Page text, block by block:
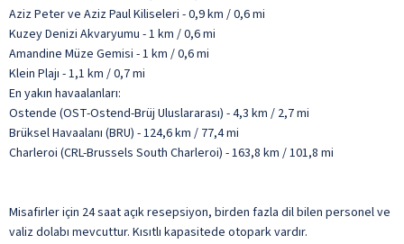
Aziz Peter ve Aziz Paul Kiliseleri - 0,9 km / 0,6 mi
Kuzey Denizi Akvaryumu - 1 km / 0,6 mi
Amandine Müze Gemisi - 1 km / 0,6 mi
Klein Plajı - 1,1 km / 0,7 mi
En yakın havaalanları:
Ostende (OST-Ostend-Brüj Uluslararası) - 4,3 km / 2,7 mi
Brüksel Havaalanı (BRU) - 124,6 km / 77,4 mi
Charleroi (CRL-Brussels South Charleroi) - 163,8 km / 101,8 mi
Misafirler için 24 saat açık resepsiyon, birden fazla dil bilen personel ve
valiz dolabı mevcuttur. Kısıtlı kapasitede otopark vardır.